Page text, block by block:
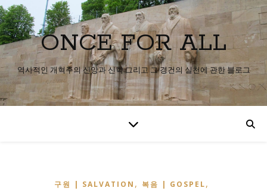
ONCE FOR ALL
역사적인 개혁주의 신앙과 신학 그리고 그 경건의 실천에 관한 블로그
구원 | SALVATION , 복음 | GOSPEL,